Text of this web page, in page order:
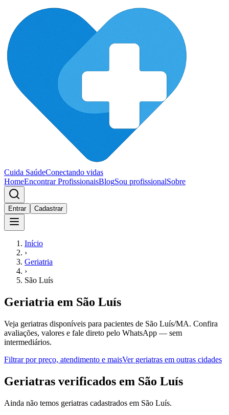
Cuida SaúdeConectando vidas
HomeEncontrar ProfissionaisBlogSou profissionalSobre
Entrar Cadastrar
Início
›
Geriatria
›
São Luís
Geriatria em São Luís
Veja geriatras disponíveis para pacientes de São Luís/MA. Confira
avaliações, valores e fale direto pelo WhatsApp — sem
intermediários.
Filtrar por preço, atendimento e maisVer geriatras em outras cidades
Geriatras verificados em São Luís
Ainda não temos geriatras cadastrados em São Luís.